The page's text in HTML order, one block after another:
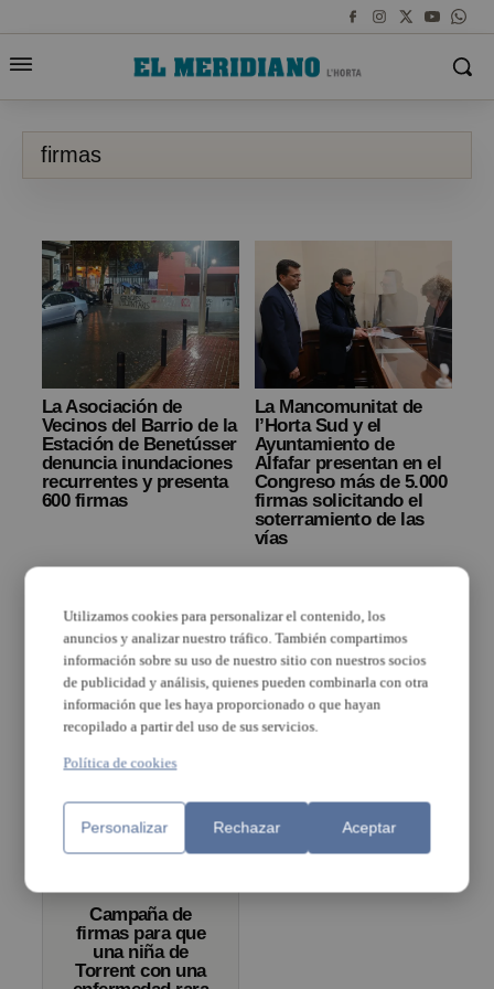
firmas
La Asociación de
Vecinos del Barrio de la
Estación de Benetússer
denuncia inundaciones
recurrentes y presenta
600 firmas
La Mancomunitat de
l’Horta Sud y el
Ayuntamiento de
Alfafar presentan en el
Congreso más de 5.000
firmas solicitando el
soterramiento de las
vías
una recogida de firmas
colegios contra la Ley
Celaá
Ampa y
asociación
vecinal de Lloma
Llarga inician
una recogida de
firmas para
instituto
Campaña de
firmas para que
una niña de
Torrent con una
Utilizamos cookies para personalizar el contenido, los
anuncios y analizar nuestro tráfico. También compartimos
información sobre su uso de nuestro sitio con nuestros socios
de publicidad y análisis, quienes pueden combinarla con otra
información que les haya proporcionado o que hayan
recopilado a partir del uso de sus servicios.
Política de cookies
Personalizar Rechazar Aceptar